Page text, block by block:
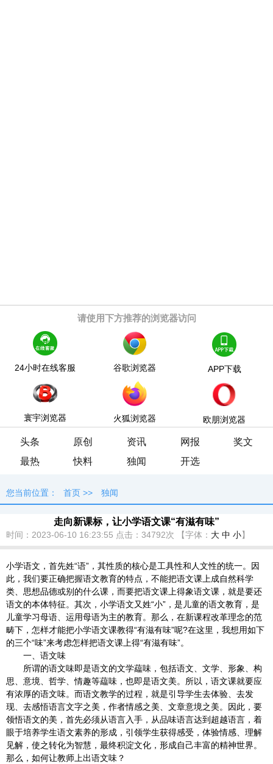
请使用下方推荐的浏览器访问
24小时在线客服 谷歌浏览器 APP下载
寰宇浏览器 火狐浏览器 欧朋浏览器
头条 原创 资讯 网报
奖文
最热
快料 独闻 开选
您当前位置： 首页 >> 独闻
走向新课标，让小学语文课“有滋有味”
时间：2023-06-10 16:23:55 点击： 34792次 【字体： 大 中 小】
小学语文，首先姓“语”，其性质的核心是工具性和人文性的统一。因
此，我们要正确把握语文教育的特点，不能把语文课上成自然科学
类、思想品德或别的什么课，而要把语文课上得象语文课，就是要还
语文的本体特征。其次，小学语文又姓“小”，是儿童的语文教育，是
儿童学习母语、运用母语为主的教育。那么，在新课程改革理念的范
畴下，怎样才能把小学语文课教得“有滋有味”呢?在这里，我想用如下
的三个“味”来考虑怎样把语文课上得“有滋有味”。
一、语文味
所谓的语文味即是语文的文学藴味，包括语文、文学、形象、构
思、意境、哲学、情趣等藴味，也即是语文美。所以，语文课就要应
有浓厚的语文味。而语文教学的过程，就是引导学生去体验、去发
现、去感悟语言文字之美，作者情感之美、文章意境之美。因此，要
领悟语文的美，首先必须从语言入手，从品味语言达到超越语言，着
眼于培养学生语文素养的形成，引领学生获得感受，体验情感、理解
见解，使之转化为智慧，最终积淀文化，形成自己丰富的精神世界。
那么，如何让教师上出语文味？